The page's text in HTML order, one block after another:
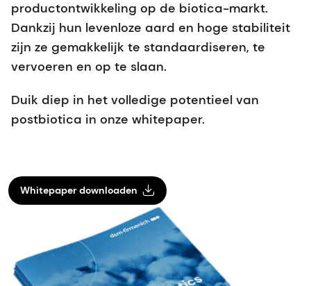
productontwikkeling op de biotica-markt.
Dankzij hun levenloze aard en hoge stabiliteit
zijn ze gemakkelijk te standaardiseren, te
vervoeren en op te slaan.
Duik diep in het volledige potentieel van
postbiotica in onze whitepaper.
Whitepaper downloaden